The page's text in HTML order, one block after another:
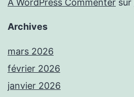
A WordPress Commenter sur
Archives
mars 2026
février 2026
janvier 2026